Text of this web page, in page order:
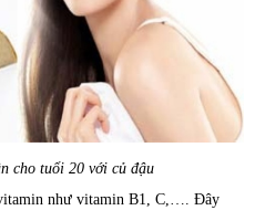
cho tuổi 20 với củ đậu
như vitamin B1, C,…. Đây